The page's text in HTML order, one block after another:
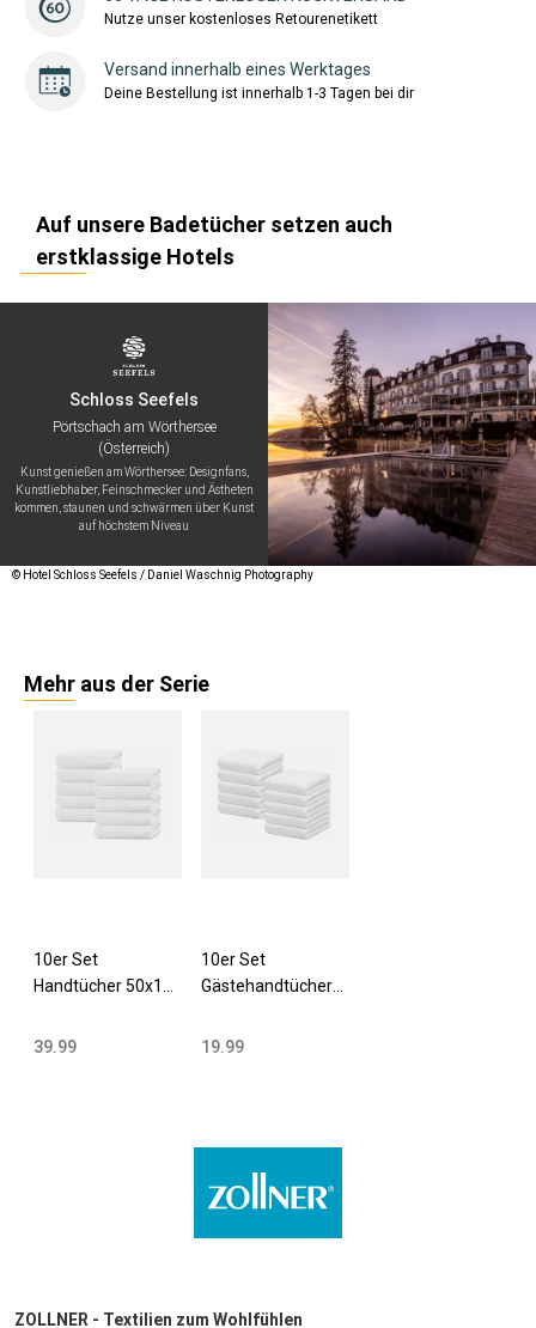
Nutze unser kostenloses Retourenetikett
Versand innerhalb eines Werktages
Deine Bestellung ist innerhalb 1-3 Tagen bei dir
Auf unsere Badetücher setzen auch
erstklassige Hotels
Schloss Seefels
Pörtschach am Wörthersee
(Österreich)
Kunst genießen am Wörthersee: Designfans,
Kunstliebhaber, Feinschmecker und Ästheten
kommen, staunen und schwärmen über Kunst
auf höchstem Niveau
© Hotel Schloss Seefels / Daniel Waschnig Photography
Mehr aus der Serie
10er Set
Handtücher 50x100
g/qm uni weiß
39.99
10er Set
Gästehandtücher
Baumwolle
19.99
ZOLLNER - Textilien zum Wohlfühlen